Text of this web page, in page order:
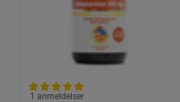
1 anmeldelser